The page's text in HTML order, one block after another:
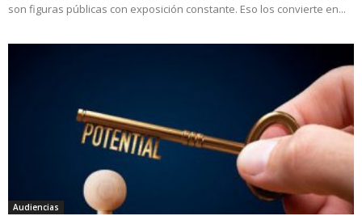
son figuras públicas con exposición constante. Eso los convierte en...
Audiencias